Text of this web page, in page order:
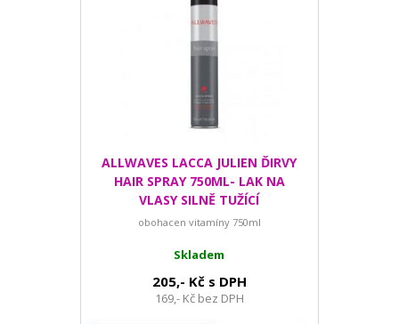
ALLWAVES LACCA JULIEN ĎIRVY
HAIR SPRAY 750ML- LAK NA
VLASY SILNĚ TUŽÍCÍ
obohacen vitamíny 750ml
Skladem
205,- Kč s DPH
169,- Kč bez DPH